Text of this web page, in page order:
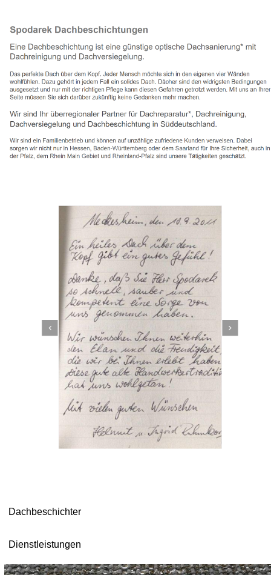
Dachbeschichter
Dienstleistungen